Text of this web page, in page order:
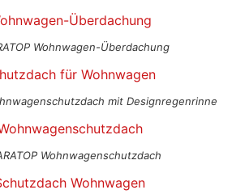
Wohnwagen-Überdachung
mit Designregenrinne
Wohnwagenschutzdach